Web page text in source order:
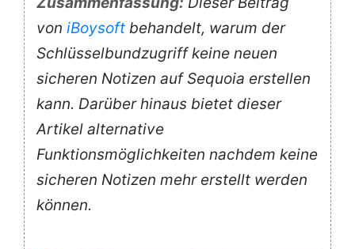
von iBoysoft behandelt, warum der
Schlüsselbundzugriff keine neuen
sicheren Notizen auf Sequoia erstellen
kann. Darüber hinaus bietet dieser
Artikel alternative
Funktionsmöglichkeiten nachdem keine
sicheren Notizen mehr erstellt werden
können.